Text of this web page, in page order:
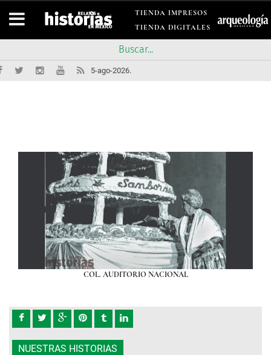
TIENDA IMPRESOS
TIENDA DIGITALES
5-ago-2026.
COL. AUDITORIO NACIONAL
NUESTRAS HISTORIAS